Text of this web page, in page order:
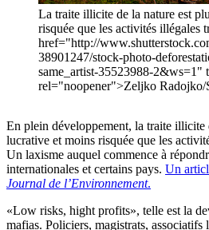
La traite illicite de la nature est
risquée que les activités illégales
href="http://
38901247/stock-photo-
same_artist-35523988-2&ws=1"
rel="noopener">Zeljko Radojko/
En plein développement, la traite illicite
lucrative et moins risquée que les
Un laxisme auquel commence à
internationales et certains pays. Un
Journal de l’Environnement.
«Low risks, hight profits», telle est la
mafias. Policiers, magistrats, associatifs